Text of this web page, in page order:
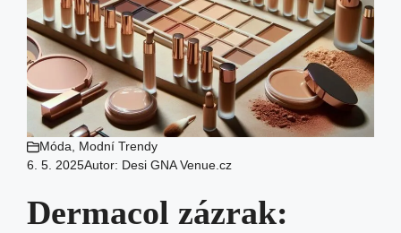
Móda
Modní Trendy
6. 5. 2025Autor: Desi GNA Venue.cz
Dermacol zázrak: